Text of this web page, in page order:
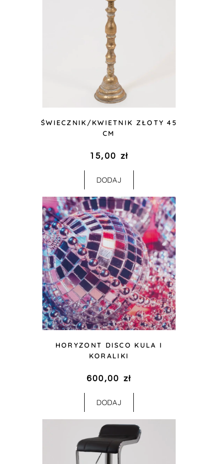
ŚWIECZNIK/KWIETNIK ZŁOTY 45
CM
15,00 zł
DODAJ
HORYZONT DISCO KULA I
KORALIKI
600,00 zł
DODAJ